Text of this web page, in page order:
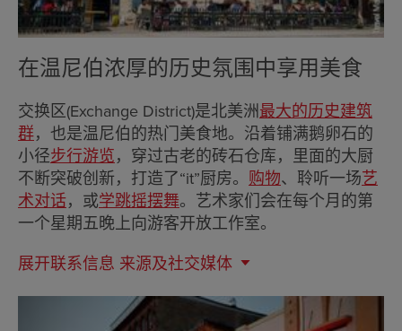
在温尼伯浓厚的历史氛围中享用美食
交换区(Exchange District)是北美洲最大的历史建筑
群，也是温尼伯的热门美食地。沿着铺满鹅卵石的
小径步行游览，穿过古老的砖石仓库，里面的大厨
不断突破创新，打造了“it”厨房。 购物、聆听一场艺
术对话，或学跳摇摆舞。艺术家们会在每个月的第
一个星期五晚上向游客开放工作室。
展开联系信息 来源及社交媒体